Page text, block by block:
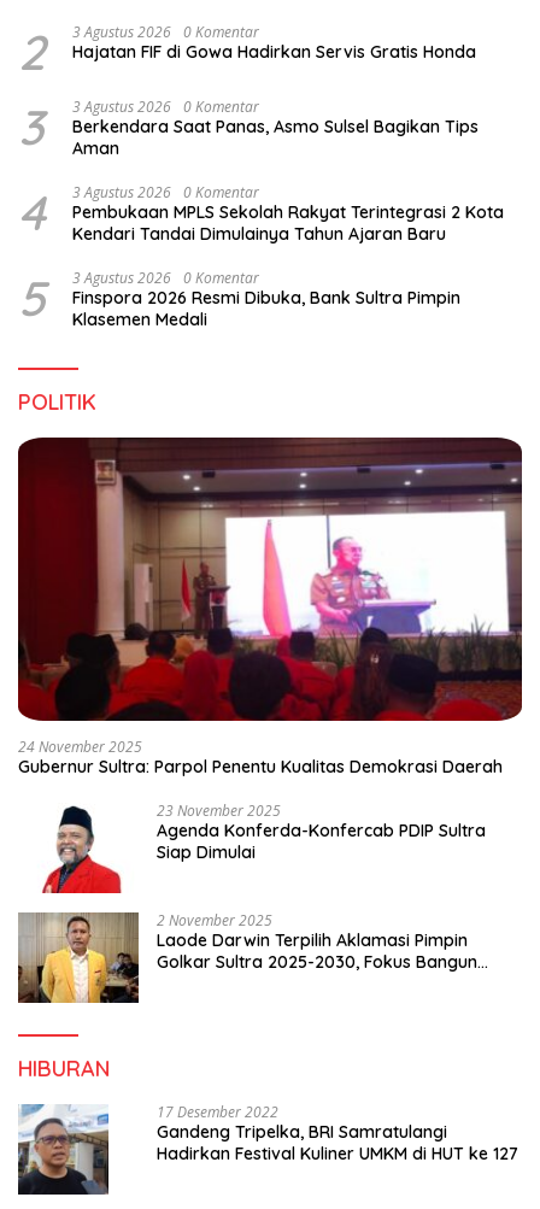
2 3 Agustus 2026 0 Komentar
Hajatan FIF di Gowa Hadirkan Servis Gratis Honda
3 3 Agustus 2026 0 Komentar
Berkendara Saat Panas, Asmo Sulsel Bagikan Tips
Aman
4 3 Agustus 2026 0 Komentar
Pembukaan MPLS Sekolah Rakyat Terintegrasi 2 Kota
Kendari Tandai Dimulainya Tahun Ajaran Baru
5 3 Agustus 2026 0 Komentar
Finspora 2026 Resmi Dibuka, Bank Sultra Pimpin
Klasemen Medali
POLITIK
24 November 2025
Gubernur Sultra: Parpol Penentu Kualitas Demokrasi Daerah
23 November 2025
Agenda Konferda-Konfercab PDIP Sultra
Siap Dimulai
2 November 2025
Laode Darwin Terpilih Aklamasi Pimpin
Golkar Sultra 2025-2030, Fokus Bangun
HIBURAN
17 Desember 2022
Gandeng Tripelka, BRI Samratulangi
Hadirkan Festival Kuliner UMKM di HUT ke 127